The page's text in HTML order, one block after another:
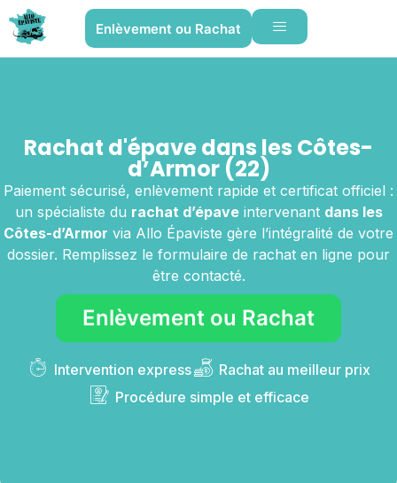
Enlèvement ou Rachat
Rachat d'épave dans les Côtes-
d’Armor (22)
Paiement sécurisé, enlèvement rapide et certificat officiel :
un spécialiste du rachat d’épaveintervenant dans les
Côtes-d’Armor via Allo Épaviste gère l’intégralité de votre
dossier. Remplissez le formulaire de rachat en ligne pour
être contacté.
Enlèvement ou Rachat
Intervention express
Rachat au meilleur prix
Procédure simple et efficace